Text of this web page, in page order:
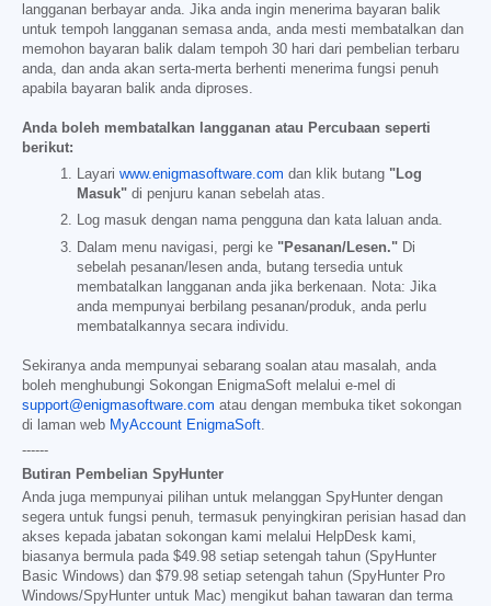
langganan berbayar anda. Jika anda ingin menerima bayaran balik
untuk tempoh langganan semasa anda, anda mesti membatalkan dan
memohon bayaran balik dalam tempoh 30 hari dari pembelian terbaru
anda, dan anda akan serta-merta berhenti menerima fungsi penuh
apabila bayaran balik anda diproses.
Anda boleh membatalkan langganan atau Percubaan seperti
berikut:
Layari www.enigmasoftware.com dan klik butang "Log
Masuk" di penjuru kanan sebelah atas.
Log masuk dengan nama pengguna dan kata laluan anda.
Dalam menu navigasi, pergi ke "Pesanan/Lesen." Di
sebelah pesanan/lesen anda, butang tersedia untuk
membatalkan langganan anda jika berkenaan. Nota: Jika
anda mempunyai berbilang pesanan/produk, anda perlu
membatalkannya secara individu.
Sekiranya anda mempunyai sebarang soalan atau masalah, anda
boleh menghubungi Sokongan EnigmaSoft melalui e-mel di
support@enigmasoftware.com atau dengan membuka tiket sokongan
di laman web MyAccount EnigmaSoft
------
Butiran Pembelian SpyHunter
Anda juga mempunyai pilihan untuk melanggan SpyHunter dengan
segera untuk fungsi penuh, termasuk penyingkiran perisian hasad dan
akses kepada jabatan sokongan kami melalui HelpDesk kami,
biasanya bermula pada $49.98 setiap setengah tahun (SpyHunter
Basic Windows) dan $79.98 setiap setengah tahun (SpyHunter Pro
Windows/SpyHunter untuk Mac) mengikut bahan tawaran dan terma